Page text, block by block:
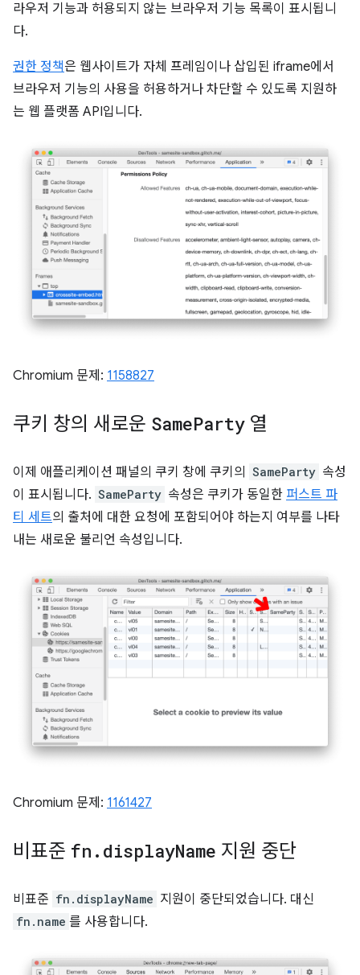
라우저 기능과 허용되지 않는 브라우저 기능 목록이 표시됩니
다.
권한 정책은 웹사이트가 자체 프레임이나 삽입된 iframe에서
브라우저 기능의 사용을 허용하거나 차단할 수 있도록 지원하
는 웹 플랫폼 API입니다.
Chromium 문제: 1158827
쿠키 창의 새로운 SameParty 열
이제 애플리케이션 패널의 쿠키 창에 쿠키의 SameParty 속성
이 표시됩니다. SameParty 속성은 쿠키가 동일한 퍼스트 파
티 세트의 출처에 대한 요청에 포함되어야 하는지 여부를 나타
내는 새로운 불리언 속성입니다.
Chromium 문제: 1161427
비표준 fn . displayName 지원 중단
비표준 fn.displayName 지원이 중단되었습니다. 대신
fn.name 를 사용합니다.